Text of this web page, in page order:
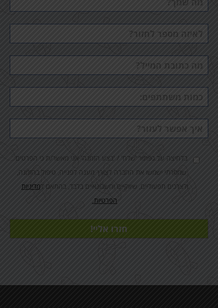
מלא
טלפון
משתתפים
בלחיצה על כפתור 'שלח' / 'בצע הזמנה' אני מאשר/ת כי הפרטים
שמסרתי ישמשו את החברה לצורך מענה לפנייה, טיפול בהזמנה,
ולצרכים תפעוליים, שיווקיים וחשבונאיים בלבד, בהתאם למדיניות
הפרטיות.